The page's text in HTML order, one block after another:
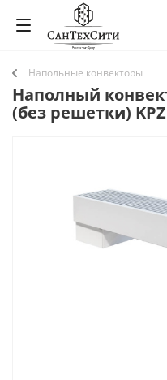
Напольные конвекторы
Наполный
(без решетки)